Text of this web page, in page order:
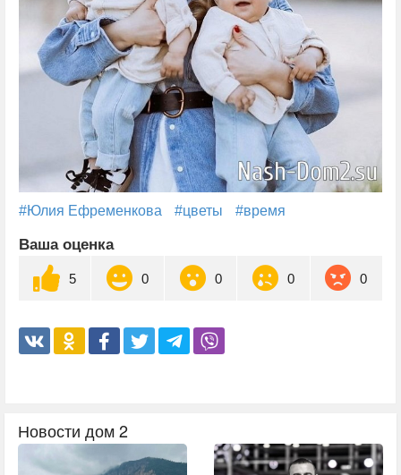
#Юлия Ефременкова #цветы #время
Ваша оценка
5 0 0 0 0
Новости дом 2